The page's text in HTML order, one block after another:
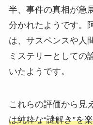
半、事件の真相が急
分かれたようです。
は、サスペンスや人
ミステリーとしての
いたようです。
これらの評価から見
は純粋な“謎解き”を